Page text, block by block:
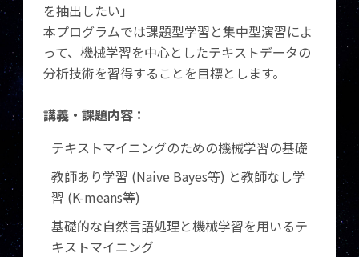
を抽出したい」
本プログラムでは課題型学習と集中型演習によ
って、機械学習を中心としたテキストデータの
分析技術を習得することを目標とします。
講義・課題内容：
テキストマイニングのための機械学習の基礎
教師あり学習 (Naive Bayes等) と教師なし学
習 (K-means等)
基礎的な自然言語処理と機械学習を用いるテ
キストマイニング